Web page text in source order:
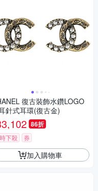
復古裝飾水鑽LOGO
針式耳環(復古金)
86折
下殺 券
加入購物車